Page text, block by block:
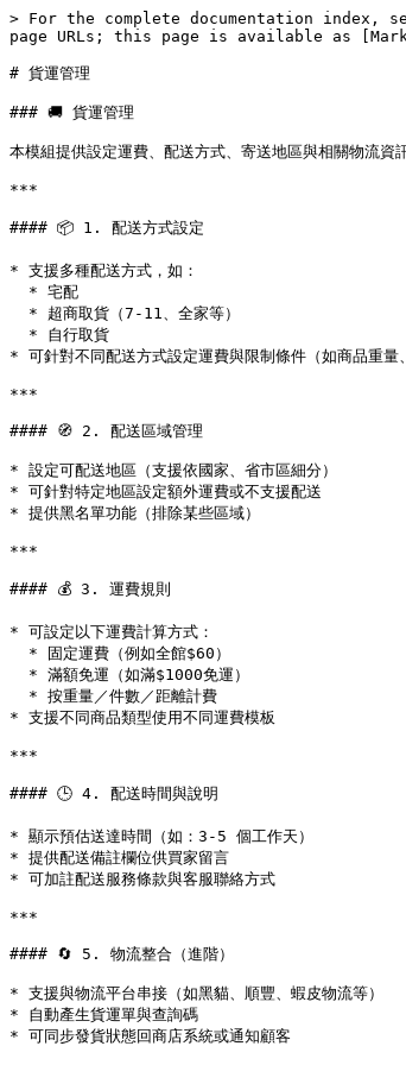
> For the complete documentation index,
page URLs; this page is available as
# 貨運管理
### 🚚 貨運管理
本模組提供設定運費、配送方式、寄送地區與相關物流資
***
#### 📦 1. 配送方式設定
* 支援多種配送方式，如：
* 可針對不同配送方式設定運費與限制條件（如商品重量
***
#### 🧭 2. 配送區域管理
* 設定可配送地區（支援依國家、省市區細分）
* 可針對特定地區設定額外運費或不支援配送
* 提供黑名單功能（排除某些區域）
***
#### 💰 3. 運費規則
* 可設定以下運費計算方式：
* 支援不同商品類型使用不同運費模板
***
#### 🕒 4. 配送時間與說明
* 顯示預估送達時間（如：3-5 個工作天）
* 提供配送備註欄位供買家留言
* 可加註配送服務條款與客服聯絡方式
***
#### 🔄 5. 物流整合（進階）
* 支援與物流平台串接（如黑貓、順豐、蝦皮物流等）
* 自動產生貨運單與查詢碼
* 可同步發貨狀態回商店系統或通知顧客